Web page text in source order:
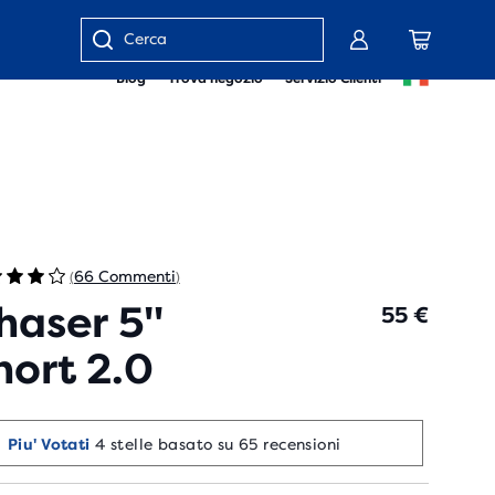
Blog Trova negozio Servizio Clienti
Inserisci
parola
(66 Commenti)
5"
2.0
55 €
Piu' Votati 4 stelle basato su 65 recensioni